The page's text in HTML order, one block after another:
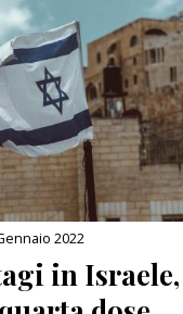
2022
in